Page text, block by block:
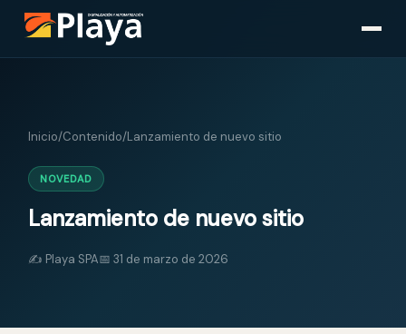
Inicio/Contenido/Lanzamiento de nuevo sitio
NOVEDAD
Lanzamiento de nuevo sitio
✍️ Playa SPA📅31 de marzo de 2026